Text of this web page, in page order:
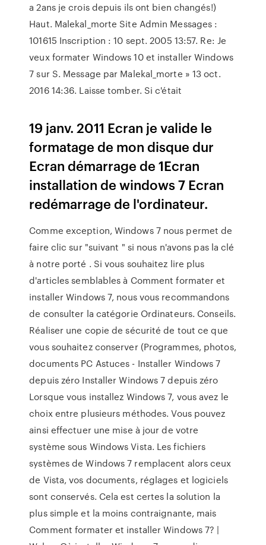
a 2ans je crois depuis ils ont bien changés!)
Haut. Malekal_morte Site Admin Messages :
101615 Inscription : 10 sept. 2005 13:57. Re: Je
veux formater Windows 10 et installer Windows
7 sur S. Message par Malekal_morte » 13 oct.
2016 14:36. Laisse tomber. Si c'était
19 janv. 2011 Ecran je valide le
formatage de mon disque dur
Ecran démarrage de 1Ecran
installation de windows 7 Ecran
redémarrage de l'ordinateur.
Comme exception, Windows 7 nous permet de
faire clic sur "suivant " si nous n'avons pas la clé
à notre porté . Si vous souhaitez lire plus
d'articles semblables à Comment formater et
installer Windows 7, nous vous recommandons
de consulter la catégorie Ordinateurs. Conseils.
Réaliser une copie de sécurité de tout ce que
vous souhaitez conserver (Programmes, photos,
documents PC Astuces - Installer Windows 7
depuis zéro Installer Windows 7 depuis zéro
Lorsque vous installez Windows 7, vous avez le
choix entre plusieurs méthodes. Vous pouvez
ainsi effectuer une mise à jour de votre
système sous Windows Vista. Les fichiers
systèmes de Windows 7 remplacent alors ceux
de Vista, vos documents, réglages et logiciels
sont conservés. Cela est certes la solution la
plus simple et la moins contraignante, mais
Comment formater et installer Windows 7? |